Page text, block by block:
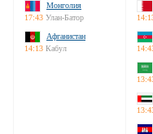
Монголия
17:43 Улан-Батор
Афганистан
14:13 Кабул